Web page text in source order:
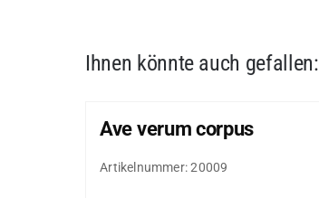
Ihnen könnte auch gefallen:
Ave verum corpus
Artikelnummer:20009